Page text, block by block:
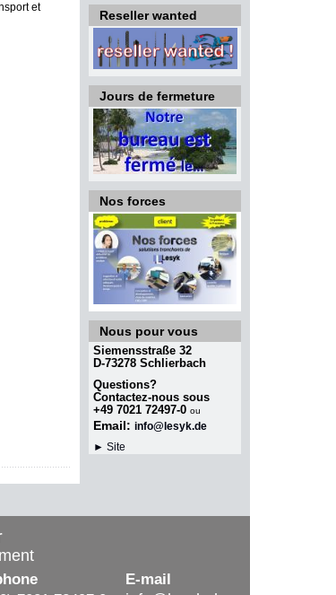
Reseller wanted
Jours de fermeture
Nos forces
Nous pour vous
Siemensstraße 32
D-73278 Schlierbach
Questions?
Contactez-nous sous
+49 7021 72497-0 ou
Email: info@lesyk.de
► Site
et
E-mail